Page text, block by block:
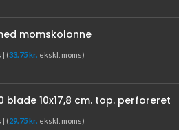
momskolonne
| (33.75 kr. ekskl. moms)
blade 10x17,8 cm. top. perforeret
| (29.75 kr. ekskl. moms)